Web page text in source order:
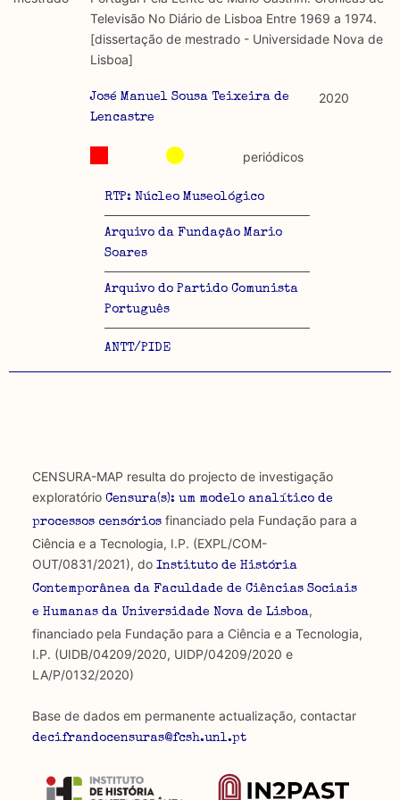
académicos.
Limitações
produzidos até 2022, contudo não foi possível ter acesso
a algumas das publicações que aqui se encontram
discurso e uso da liberdade de expressão. Trata-se de
uma censura que é omnipresente, dado que é
constitutiva do próprio acto de fala.
Tipo investigação realizada
Empírica
Combinação teórico-empírica
Os resultados obtidos podem ser exportados em formato
.csv para importação em programas de folha de cálculo
Televisão No Diário de Lisboa Entre 1969 a 1974.
[dissertação de mestrado - Universidade Nova de
Lisboa]
José Manuel Sousa Teixeira de
Lencastre
2020
RTP: Núcleo Museológico
Arquivo da Fundação Mario
Soares
Arquivo do Partido Comunista
Português
ANTT/PIDE
periódicos
CENSURA-MAP resulta do projecto de investigação
exploratório Censura(s): um modelo analítico de
processos censóriosfinanciado pela Fundação para a
Ciência e a Tecnologia, I.P. (EXPL/COM-
OUT/0831/2021), do Instituto de História
Contemporânea da Faculdade de Ciências Sociais
e Humanas da Universidade Nova de Lisboa,
financiado pela Fundação para a Ciência e a Tecnologia,
I.P. (UIDB/04209/2020, UIDP/04209/2020 e
LA/P/0132/2020)
Base de dados em permanente actualização, contactar
decifrandocensuras@fcsh.unl.pt